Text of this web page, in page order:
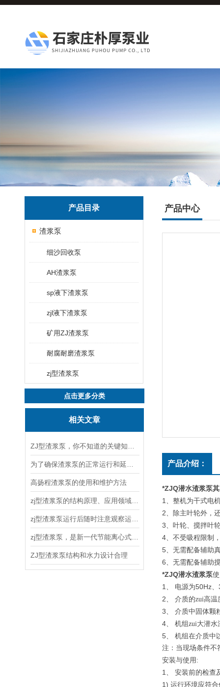
产品目录
渣浆泵
细沙回收泵
AH渣浆泵
sp液下渣浆泵
zjl液下渣浆泵
矿用ZJ渣浆泵
耐腐耐磨渣浆泵
zj型渣浆泵
点击更多分类
相关文章
高扬程渣浆泵的使用和维护方法
ZJ型渣浆泵结构和水力设计合理
产品中心
产品介绍：
*ZJQ潜水渣浆泵
1 、整机为干式电
2、除主叶轮外，
3、叶轮、搅拌叶
4、不受吸程限制
5、无需配备辅助
6、无需配备辅助
*ZJQ潜水渣浆泵
1 、 电源为50Hz、
2、 介质的zui高温
3、 介质中固体颗
4、 机组zui大潜水
5、
机组在介质中
注：当现场条件不
安装与使用 :
1 、 安装前的检查
1) 运行环境应符